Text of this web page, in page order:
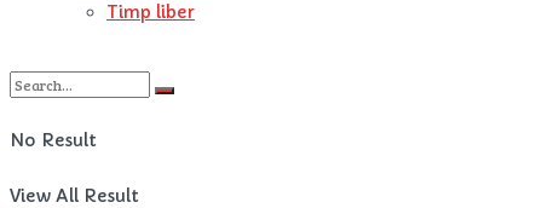
Timp liber
No Result
View All Result